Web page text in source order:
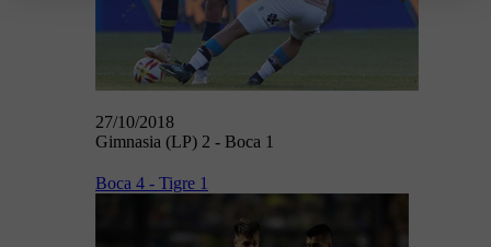
27/10/2018
Gimnasia (LP) 2 - Boca 1
Boca 4 - Tigre 1